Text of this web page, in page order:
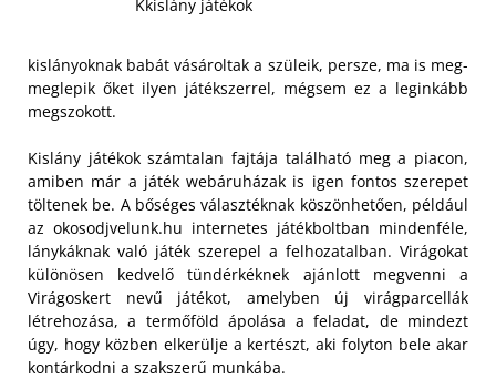
Kkislány játékok
kislányoknak babát vásároltak a szüleik, persze, ma is meg-
meglepik őket ilyen játékszerrel, mégsem ez a leginkább
megszokott.
Kislány játékok számtalan fajtája található meg a piacon,
amiben már a játék webáruházak is igen fontos szerepet
töltenek be. A bőséges választéknak köszönhetően, például
az okosodjvelunk.hu internetes játékboltban mindenféle,
lánykáknak való játék szerepel a felhozatalban. Virágokat
különösen kedvelő tündérkéknek ajánlott megvenni a
Virágoskert nevű játékot, amelyben új virágparcellák
létrehozása, a termőföld ápolása a feladat, de mindezt
úgy, hogy közben elkerülje a kertészt, aki folyton bele akar
kontárkodni a szakszerű munkába.